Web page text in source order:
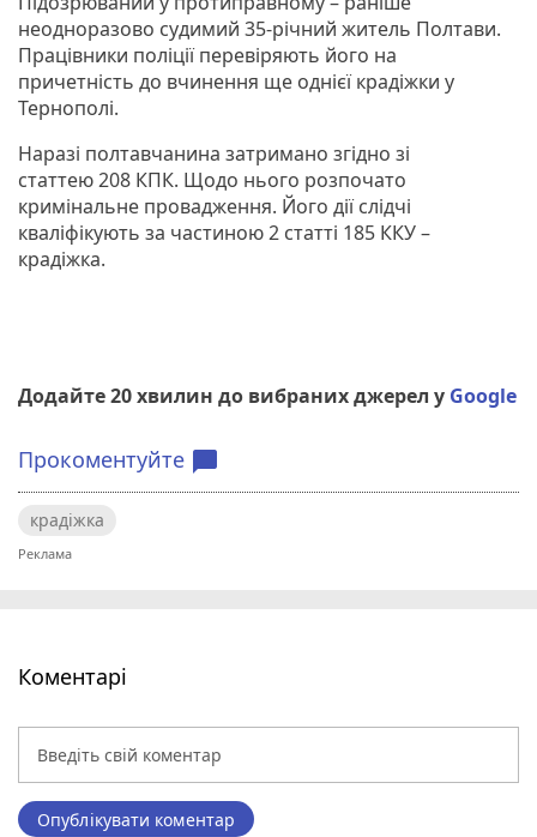
неодноразово судимий 35-річний житель Полтави.
Працівники поліції перевіряють його на
причетність до вчинення ще однієї крадіжки у
Тернополі.
Наразі полтавчанина затримано згідно зі
статтею 208 КПК. Щодо нього розпочато
кримінальне провадження. Його дії слідчі
кваліфікують за частиною 2 статті 185 ККУ –
крадіжка.
Додайте 20 хвилин до вибраних джерел у Google
Прокоментуйте chat_bubble
крадіжка
Коментарі
Опублікувати коментар